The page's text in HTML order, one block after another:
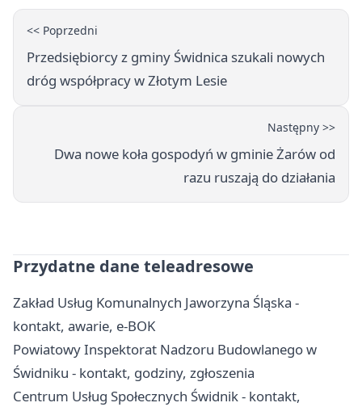
<< Poprzedni
Przedsiębiorcy z gminy Świdnica szukali nowych
dróg współpracy w Złotym Lesie
Następny >>
Dwa nowe koła gospodyń w gminie Żarów od
razu ruszają do działania
Przydatne dane teleadresowe
Zakład Usług Komunalnych Jaworzyna Śląska -
kontakt, awarie, e-BOK
Powiatowy Inspektorat Nadzoru Budowlanego w
Świdniku - kontakt, godziny, zgłoszenia
Centrum Usług Społecznych Świdnik - kontakt,